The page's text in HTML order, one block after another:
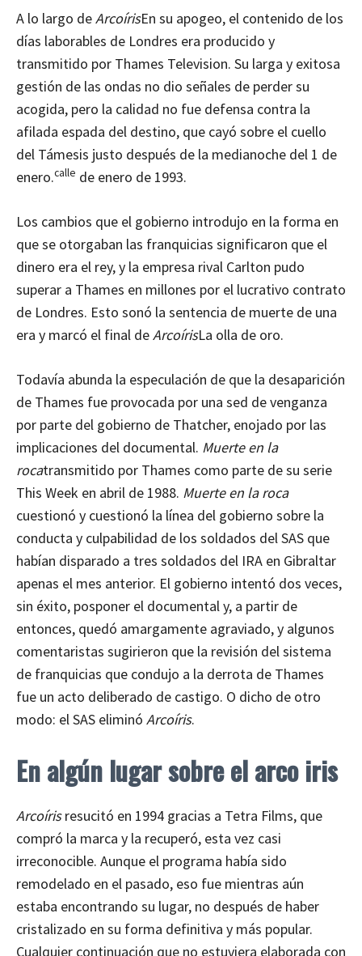
A lo largo deArcoírisEn su apogeo, el contenido de los
días laborables de Londres era producido y
transmitido por Thames Television. Su larga y exitosa
gestión de las ondas no dio señales de perder su
acogida, pero la calidad no fue defensa contra la
afilada espada del destino, que cayó sobre el cuello
del Támesis justo después de la medianoche del 1 de
enero.calle de enero de 1993.
Los cambios que el gobierno introdujo en la forma en
que se otorgaban las franquicias significaron que el
dinero era el rey, y la empresa rival Carlton pudo
superar a Thames en millones por el lucrativo contrato
de Londres. Esto sonó la sentencia de muerte de una
era y marcó el final deArcoírisLa olla de oro.
Todavía abunda la especulación de que la desaparición
de Thames fue provocada por una sed de venganza
por parte del gobierno de Thatcher, enojado por las
implicaciones del documental. Muerte en la
rocatransmitido por Thames como parte de su serie
This Week en abril de 1988. Muerte en la roca
cuestionó y cuestionó la línea del gobierno sobre la
conducta y culpabilidad de los soldados del SAS que
habían disparado a tres soldados del IRA en Gibraltar
apenas el mes anterior. El gobierno intentó dos veces,
sin éxito, posponer el documental y, a partir de
entonces, quedó amargamente agraviado, y algunos
comentaristas sugirieron que la revisión del sistema
de franquicias que condujo a la derrota de Thames
fue un acto deliberado de castigo. O dicho de otro
modo: el SAS eliminó Arcoíris.
En algún lugar sobre el arco iris
Arcoírisresucitó en 1994 gracias a Tetra Films, que
compró la marca y la recuperó, esta vez casi
irreconocible. Aunque el programa había sido
remodelado en el pasado, eso fue mientras aún
estaba encontrando su lugar, no después de haber
cristalizado en su forma definitiva y más popular.
Cualquier continuación que no estuviera elaborada con